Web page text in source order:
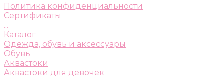
Политика конфиденциальности
Сертификаты
...
Каталог
Одежда, обувь и аксессуары
Обувь
Аквастоки
Аквастоки для девочек